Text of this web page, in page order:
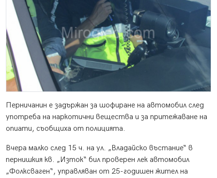
Перничанин е задържан за шофиране на автомобил след
употреба на наркотични вещества и за притежаване на
опиати, съобщиха от полицията.
Вчера малко след 15 ч. на ул. „Владайско въстание“ в
пернишкия кв. „Изток“ бил проверен лек автомобил
„Фолксваген“, управляван от 25-годишен жител на